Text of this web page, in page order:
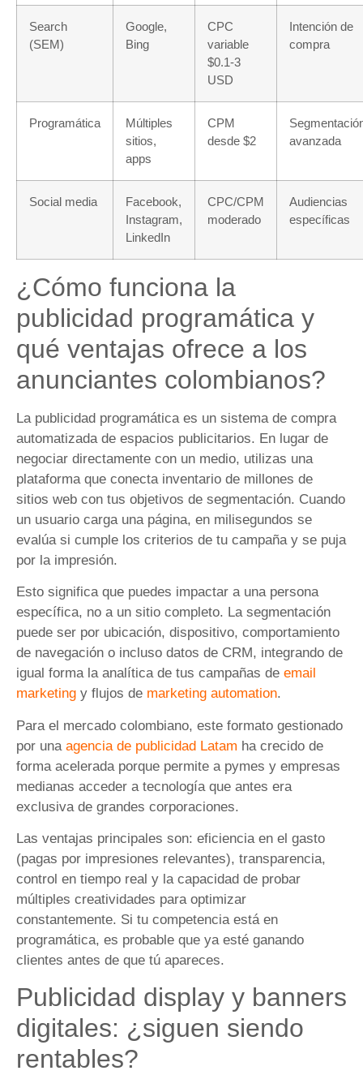
Search
(SEM)
Google,
Bing
CPC
variable
$0.1-3
USD
Intención de
compra
Programática
Múltiples
sitios,
apps
CPM
desde $2
avanzada
Social media
Facebook,
Instagram,
LinkedIn
CPC/CPM
moderado
Audiencias
específicas
¿Cómo funciona la
publicidad programática y
qué ventajas ofrece a los
anunciantes colombianos?
La publicidad programática es un sistema de compra
automatizada de espacios publicitarios. En lugar de
negociar directamente con un medio, utilizas una
plataforma que conecta inventario de millones de
sitios web con tus objetivos de segmentación. Cuando
un usuario carga una página, en milisegundos se
evalúa si cumple los criterios de tu campaña y se puja
por la impresión.
Esto significa que puedes impactar a una persona
específica, no a un sitio completo. La segmentación
puede ser por ubicación, dispositivo, comportamiento
de navegación o incluso datos de CRM, integrando de
igual forma la analítica de tus campañas de email
marketing y flujos de marketing automation.
Para el mercado colombiano, este formato gestionado
por una agencia de publicidad Latam ha crecido de
forma acelerada porque permite a pymes y empresas
medianas acceder a tecnología que antes era
exclusiva de grandes corporaciones.
Las ventajas principales son: eficiencia en el gasto
(pagas por impresiones relevantes), transparencia,
control en tiempo real y la capacidad de probar
múltiples creatividades para optimizar
constantemente. Si tu competencia está en
programática, es probable que ya esté ganando
clientes antes de que tú apareces.
Publicidad display y banners
digitales: ¿siguen siendo
rentables?